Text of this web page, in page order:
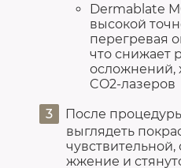
Dermablate
высокой
перегревая
что снижает
осложнений,
CO2-лазеров
После
выглядеть
жжение и